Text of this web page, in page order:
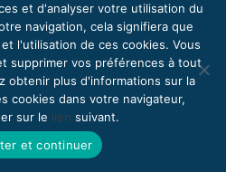
et d'analyser votre utilisation du
navigation, cela signifiera que
l'utilisation de ces cookies. Vous
supprimer vos préférences à tout
obtenir plus d'informations sur la
cookies dans votre navigateur,
sur le lien suivant.
et continuer